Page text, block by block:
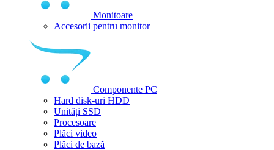
Monitoare
Accesorii pentru monitor
Componente PC
Hard disk-uri HDD
Unități SSD
Procesoare
Plăci video
Plăci de bază